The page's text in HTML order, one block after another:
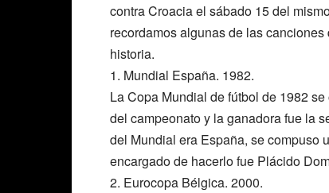
contra Croacia el sábado 15 del
recordamos algunas de las
historia.
1. Mundial España. 1982.
La Copa Mundial de fútbol de 1982
del campeonato y la ganadora fue la
del Mundial era España, se compuso
encargado de hacerlo fue Plácido
2. Eurocopa Bélgica. 2000.